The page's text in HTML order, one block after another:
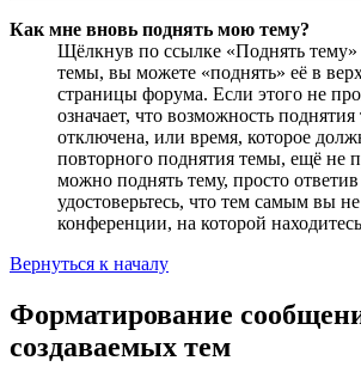
Как мне вновь поднять мою тему?
Щёлкнув по ссылке «Поднять
темы, вы можете «поднять» её в
страницы форума. Если этого не
означает, что возможность
отключена, или время, которое
повторного поднятия темы, ещё не
можно поднять тему, просто
удостоверьтесь, что тем самым вы
конференции, на которой
Вернуться к началу
Форматирование
создаваемых тем